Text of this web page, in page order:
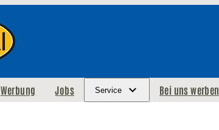
Werbung Jobs Service Bei uns werben